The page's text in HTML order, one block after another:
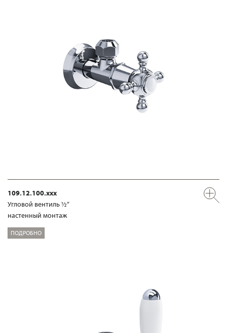
109.12.100.xxx
Угловой вентиль ½“
настенный монтаж
ПОДРОБНО